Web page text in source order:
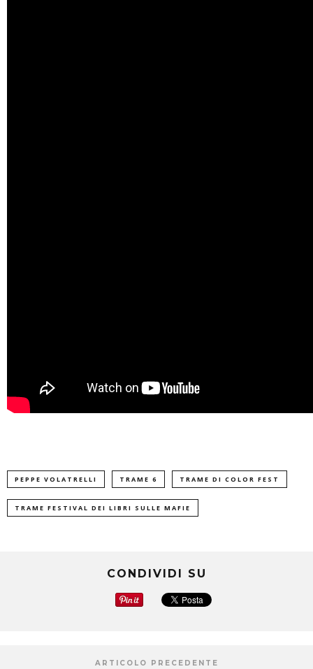
PEPPE VOLATRELLI TRAME 6 TRAME DI COLOR FEST
TRAME FESTIVAL DEI LIBRI SULLE MAFIE
CONDIVIDI SU
ARTICOLO PRECEDENTE